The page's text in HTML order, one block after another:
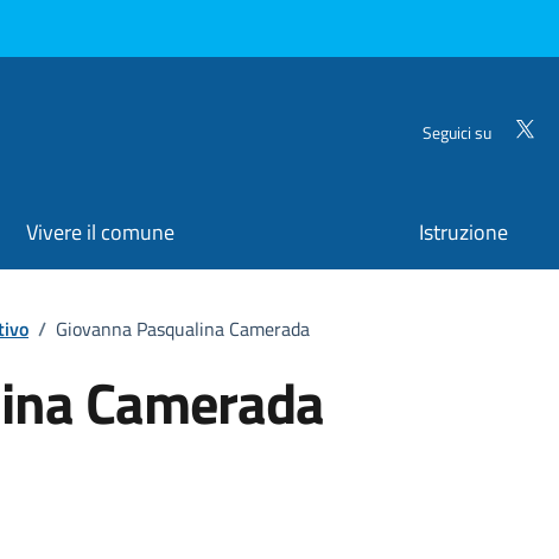
Seguici su
Vivere il comune Istruzione
/ Giovanna Pasqualina Camerada
Camerada